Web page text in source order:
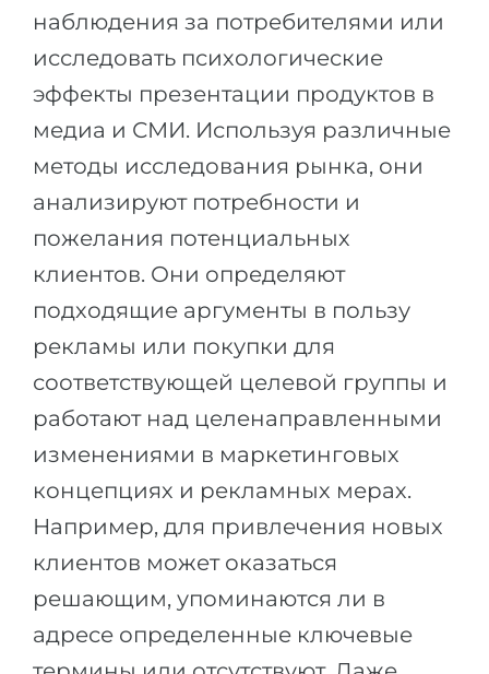
наблюдения за потребителями или
исследовать психологические
эффекты презентации продуктов в
медиа и СМИ. Используя различные
методы исследования рынка, они
анализируют потребности и
пожелания потенциальных
клиентов. Они определяют
подходящие аргументы в пользу
рекламы или покупки для
соответствующей целевой группы и
работают над целенаправленными
изменениями в маркетинговых
концепциях и рекламных мерах.
Например, для привлечения новых
клиентов может оказаться
решающим, упоминаются ли в
адресе определенные ключевые